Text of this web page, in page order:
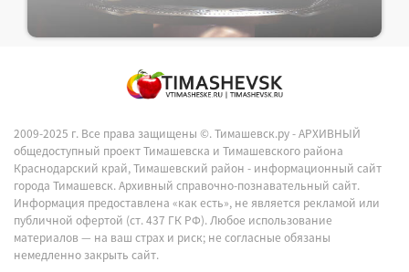
2009-2025 г. Все права защищены ©.Тимашевск.ру - АРХИВНЫЙ
общедоступный проект Тимашевска и Тимашевского района
Краснодарский край, Тимашевский район - информационный сайт
города Тимашевск. Архивный справочно-познавательный сайт.
Информация предоставлена «как есть», не является рекламой или
публичной офертой (ст. 437 ГК РФ). Любое использование
материалов — на ваш страх и риск; не согласные обязаны
немедленно закрыть сайт.